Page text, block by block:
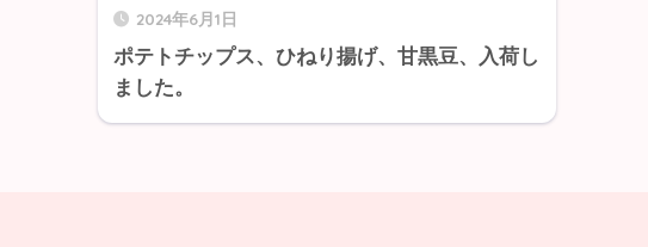
2024年6月1日
ポテトチップス、ひねり揚げ、甘黒豆、入荷し
ました。